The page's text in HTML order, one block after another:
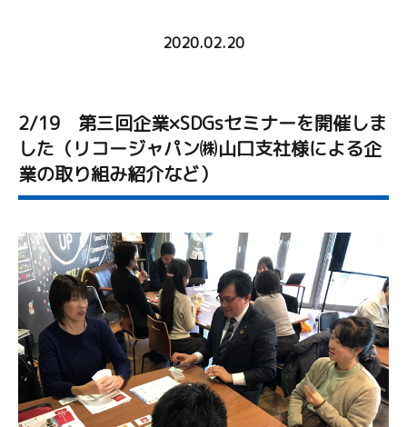
2020.02.20
2/19 第三回企業×SDGsセミナーを開催しま
した（リコージャパン㈱山口支社様による企
業の取り組み紹介など）